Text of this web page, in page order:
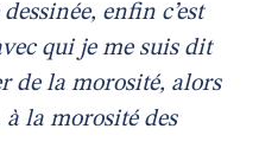
enfin c’est
qui je me suis dit
de la morosité, alors
à la morosité des